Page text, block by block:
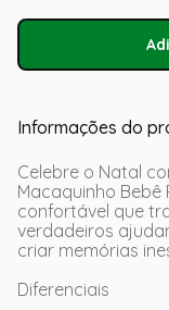
Informações do
Celebre o Natal
Macaquinho
confortável que
verdadeiros
criar memórias
Diferenciais